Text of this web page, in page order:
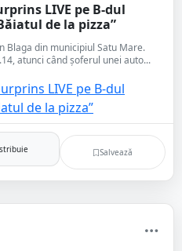
LIVE pe B-dul
de la pizza”
Blaga din municipiul Satu Mare.
atunci când șoferul unei auto...
Salvează